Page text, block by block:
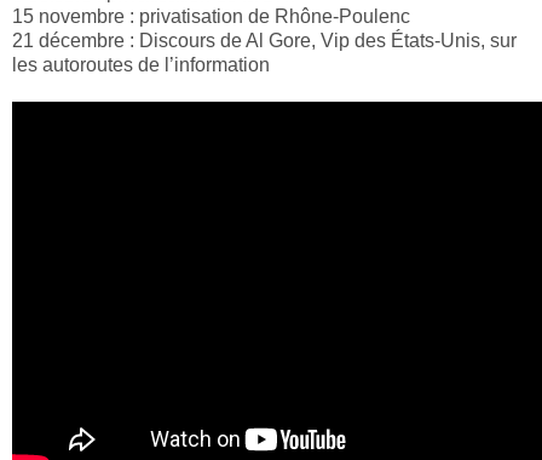
15 novembre : privatisation de Rhône-Poulenc
21 décembre : Discours de Al Gore, Vip des États-Unis, sur
les autoroutes de l’information